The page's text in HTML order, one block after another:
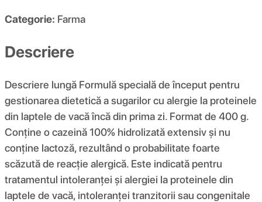
Categorie: Farma
Descriere
Descriere lungă Formulă specială de început pentru
gestionarea dietetică a sugarilor cu alergie la proteinele
din laptele de vacă încă din prima zi. Format de 400 g.
Conține o cazeină 100% hidrolizată extensiv și nu
conține lactoză, rezultând o probabilitate foarte
scăzută de reacție alergică. Este indicată pentru
tratamentul intoleranței și alergiei la proteinele din
laptele de vacă, intoleranței tranzitorii sau congenitale